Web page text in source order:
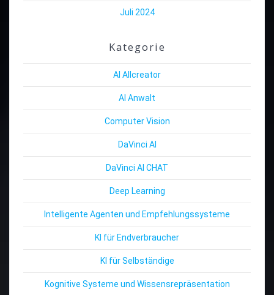
Juli 2024
Kategorie
AI Allcreator
AI Anwalt
Computer Vision
DaVinci AI
DaVinci AI CHAT
Deep Learning
Intelligente Agenten und Empfehlungssysteme
KI für Endverbraucher
KI für Selbständige
Kognitive Systeme und Wissensrepräsentation